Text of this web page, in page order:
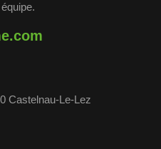
Castelnau-Le-Lez